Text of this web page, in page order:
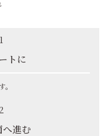
トに
へ進む